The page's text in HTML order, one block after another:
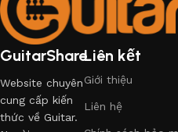
GuitarShare
Website chuyên
cung cấp kiến
thức về Guitar.
Liên kết
Giới thiệu
Liên hệ